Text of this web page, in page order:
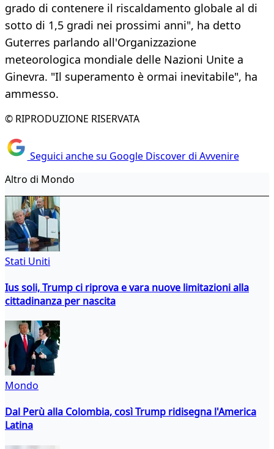
grado di contenere il riscaldamento globale al di
sotto di 1,5 gradi nei prossimi anni", ha detto
Guterres parlando all'Organizzazione
meteorologica mondiale delle Nazioni Unite a
Ginevra. "Il superamento è ormai inevitabile", ha
ammesso.
© RIPRODUZIONE RISERVATA
Seguici anche su Google Discover di Avvenire
Altro di Mondo
Stati Uniti
Ius soli, Trump ci riprova e vara nuove limitazioni alla
cittadinanza per nascita
Mondo
Dal Perù alla Colombia, così Trump ridisegna l'America
Latina